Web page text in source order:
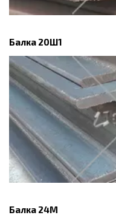
Балка 20Ш1
Балка 24М